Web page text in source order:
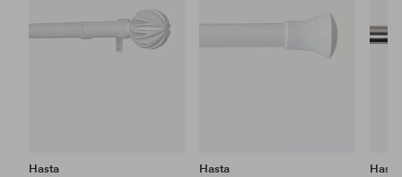
Hasta
Hasta
Hasta